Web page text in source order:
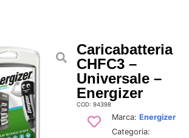
Caricabatteria
CHFC3 –
Universale –
Energizer
COD: 94398
Marca: Energizer
Categoria: